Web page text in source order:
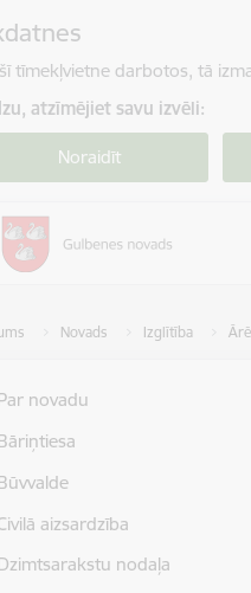
tīmekļvietne darbotos, tā
atzīmējiet savu izvēli:
Noraidīt
Novads Izglītība
novadu
aizsardzība
nodaļa